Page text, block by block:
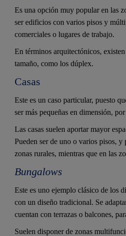
Es una opción muy popular en las
ser edificios con varios pisos y
comerciales o lugares de trabajo.
En términos arquitectónicos,
tamaño, como los dúplex.
Casas
Este es un caso particular, puesto
ser más pequeñas en dimensión,
Las casas suelen aportar mayor
Pueden ser de uno o varios pisos,
zonas rurales, mientras que en las
Bungalows
Este es uno ejemplo clásico de los
con un diseño tradicional. Se
cuentan con terrazas o balcones,
Suelen disponer de zonas